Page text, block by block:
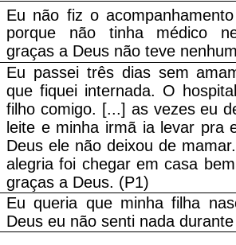
Eu não fiz o
porque não tinha médico
graças a Deus não teve
Eu passei três dias sem
que fiquei internada. O
filho comigo. [...] as vezes eu
leite e minha irmã ia levar pra
Deus ele não deixou de
alegria foi chegar em casa
graças a Deus. (P1)
Eu queria que minha filha
Deus eu não senti nada